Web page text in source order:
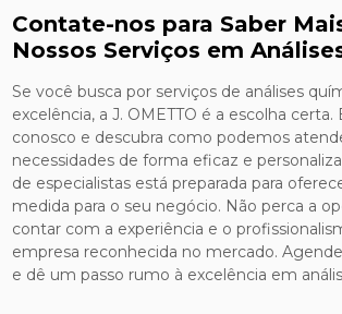
Contate-nos para Saber
Nossos Serviços em
Se você busca por serviços de análises
excelência, a J. OMETTO é a escolha
conosco e descubra como podemos
necessidades de forma eficaz e
de especialistas está preparada para
medida para o seu negócio. Não perca a
contar com a experiência e o
empresa reconhecida no mercado.
e dê um passo rumo à excelência em